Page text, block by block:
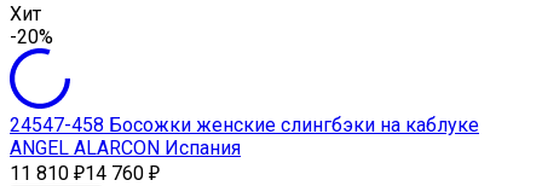
Хит
-20%
24547-458 Босожки женские слингбэки на каблуке
ANGEL ALARCON Испания
11 810 ₽14 760 ₽